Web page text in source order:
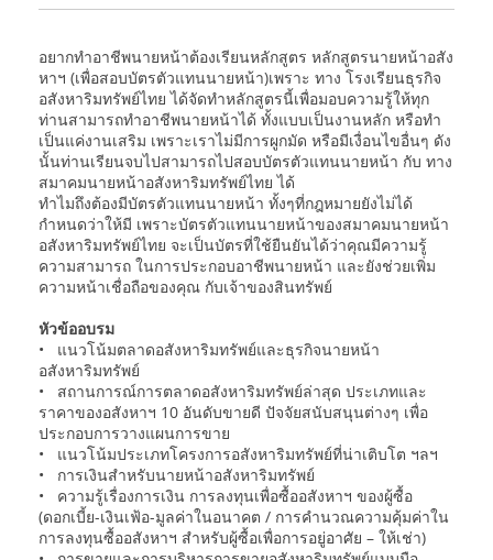
อยากทำอาชีพนายหน้าต้องเรียนหลักสูตร หลักสูตรนายหน้าอสัง
หาฯ (เพื่อสอบบัตรตัวแทนนายหน้า)เพราะ ทาง โรงเรียนธุรกิจ
อสังหาริมทรัพย์ไทย ได้จัดทำหลักสูตรนี้เพื่อมอบความรู้ให้ทุก
ท่านสามารถทำอาชีพนายหน้าได้ ทั้งแบบเป็นงานหลัก หรือทำ
เป็นแค่งานเสริม เพราะเราไม่มีการผูกมัด หรือมีเงื่อนไขอื่นๆ ดัง
นั้นท่านเรียนจบไปสามารถไปสอบบัตรตัวแทนนายหน้า กับ ทาง
สมาคมนายหน้าอสังหาริมทรัพย์ไทย ได้
ทำไมถึงต้องมีบัตรตัวแทนนายหน้า ทั้งๆที่กฎหมายยังไม่ได้
กำหนดว่าให้มี เพราะบัตรตัวแทนนายหน้าของสมาคมนายหน้า
อสังหาริมทรัพย์ไทย จะเป็นบัตรที่ใช้ยืนยันได้ว่าคุณมีความรู้
ความสามารถ ในการประกอบอาชีพนายหน้า และยังช่วยเพิ่ม
ความหน้าเชื่อถือของคุณ กับเจ้าของสินทรัพย์
หัวข้ออบรม
• แนวโน้มตลาดอสังหาริมทรัพย์และธุรกิจนายหน้า
อสังหาริมทรัพย์
• สถานการณ์การตลาดอสังหาริมทรัพย์ล่าสุด ประเภทและ
ราคาของอสังหาฯ 10 อันดับขายดี ปัจจัยสนับสนุนต่างๆ เพื่อ
ประกอบการวางแผนการขาย
• แนวโน้มประเภทโครงการอสังหาริมทรัพย์ที่น่าเติบโต ฯลฯ
• การเงินสำหรับนายหน้าอสังหาริมทรัพย์
• ความรู้เรื่องการเงิน การลงทุนเพื่อซื้ออสังหาฯ ของผู้ซื้อ
(ดอกเบี้ย-เงินเฟ้อ-มูลค่าในอนาคต / การคำนวณความคุ้มค่าใน
การลงทุนซื้ออสังหาฯ สำหรับผู้ซื้อเพื่อการอยู่อาศัย – ให้เช่า)